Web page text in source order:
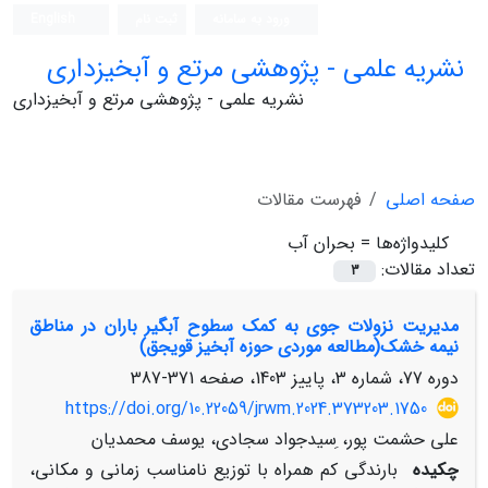
نشریه علمی - پژوهشی مرتع و آبخیزداری
نشریه علمی - پژوهشی مرتع و آبخیزداری
صفحه اصلی
فهرست مقالات
کلیدواژه‌ها = بحران آب
تعداد مقالات:
3
مدیریت نزولات جوی به کمک سطوح آبگیر باران در مناطق
نیمه خشک(مطالعه موردی حوزه آبخیز قویجق)
دوره 77، شماره 3، پاییز 1403، صفحه
371-387
https://doi.org/10.22059/jrwm.2024.373203.1750
علی حشمت پور، ِسیدجواد سجادی، یوسف محمدیان
چکیده بارندگی کم همراه با توزیع نامناسب زمانی و مکانی،